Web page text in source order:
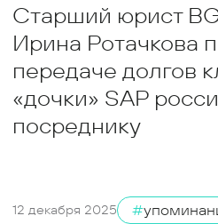
Старший юрист
Ирина Ротачкова
передаче долгов
«дочки» SAP
посреднику
12 декабря 2025 #